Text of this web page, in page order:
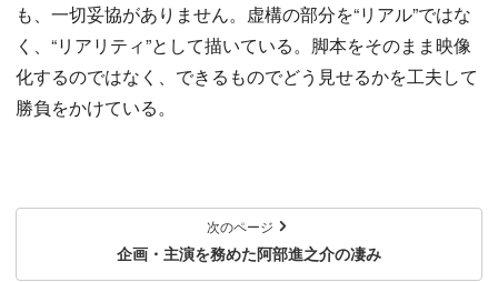
も、一切妥協がありません。虚構の部分を“リアル”ではな
く、“リアリティ”として描いている。脚本をそのまま映像
化するのではなく、できるものでどう見せるかを工夫して
勝負をかけている。
次のページ
企画・主演を務めた阿部進之介の凄み